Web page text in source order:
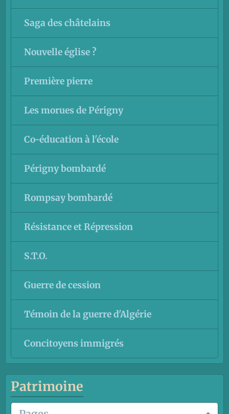
Saga des châtelains
Nouvelle église ?
Première pierre
Les morues de Périgny
Co-éducation à l'école
Périgny bombardé
Rompsay bombardé
Résistance et Répression
S.T.O.
Guerre de cession
Témoin de la guerre d'Algérie
Concitoyens immigrés
Patrimoine